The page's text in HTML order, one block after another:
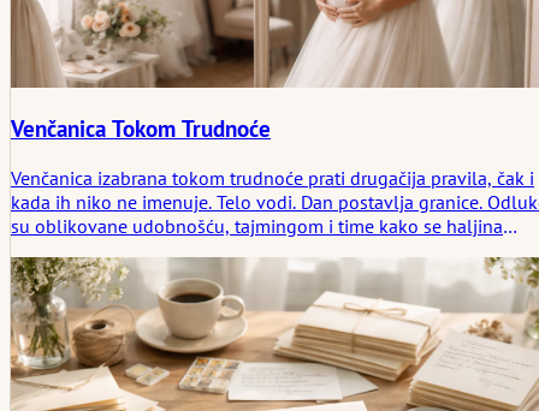
Venčanica Tokom Trudnoće
Venčanica izabrana tokom trudnoće prati drugačija pravila, čak i
kada ih niko ne imenuje. Telo vodi. Dan postavlja granice.
su oblikovane udobnošću, tajmingom i time kako se haljina
venčanicama za trudnice onako kako se pojavljuju na probama,
ceremonijama i kasnijim sećanjima. Ne kao ideali, već kao
predmeti koji su morali da funkcionišu. Fokus ostaje na onome
što se pokazalo prikladnim, mirnim i trajnim, bez
procesa ili predstavljanja kao izuzetak.